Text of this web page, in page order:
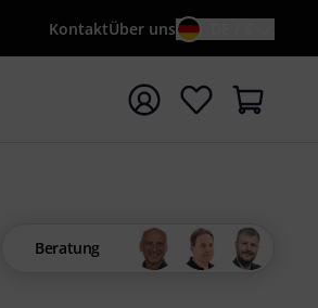
KontaktÜber uns
starten
Beratung